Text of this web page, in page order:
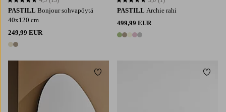
PASTILL Bonjour sohvapöytä
40x120 cm
249,99 EUR
2 värejä
4,5 perustuen 13 arvosanaan
PASTILL Archie rahi
499,99 EUR
5 värejä
3,0 perustuen 1 arvosanaan
Lisää suosikkeihin Lisää